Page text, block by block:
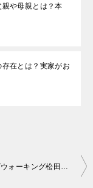
や母親とは？本
在とは？実家がお
ハイキングウォーキング松田が激太りの理由とは？元嫁が再婚で？